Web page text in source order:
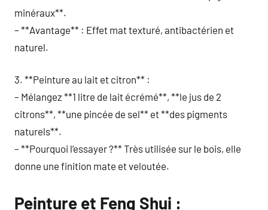
minéraux**.
– **Avantage** : Effet mat texturé, antibactérien et
naturel.
3. **Peinture au lait et citron** :
– Mélangez **1 litre de lait écrémé**, **le jus de 2
citrons**, **une pincée de sel** et **des pigments
naturels**.
– **Pourquoi l’essayer ?** Très utilisée sur le bois, elle
donne une finition mate et veloutée.
Peinture et Feng Shui :